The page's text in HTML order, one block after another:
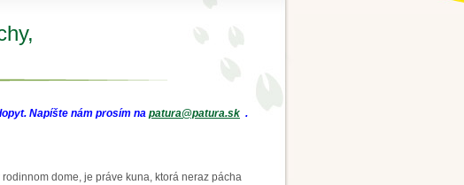
Napíšte nám prosím na patura@patura.sk .
dome, je práve kuna, ktorá neraz pácha